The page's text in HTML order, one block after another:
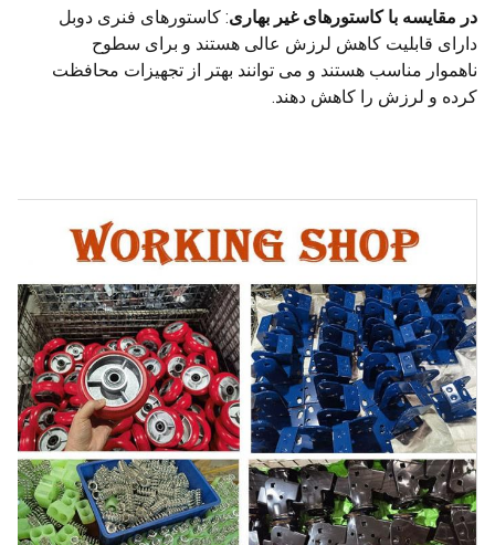
در مقایسه با کاستورهای غیر بهاری: کاستورهای فنری دوبل
دارای قابلیت کاهش لرزش عالی هستند و برای سطوح
ناهموار مناسب هستند و می توانند بهتر از تجهیزات محافظت
کرده و لرزش را کاهش دهند.